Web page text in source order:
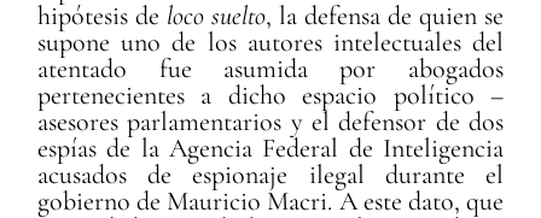
hipótesis de loco suelto, la defensa de quien se
supone uno de los autores intelectuales del
atentado fue asumida por abogados
pertenecientes a dicho espacio político –
asesores parlamentarios y el defensor de dos
espías de la Agencia Federal de Inteligencia
acusados de espionaje ilegal durante el
gobierno de Mauricio Macri. A este dato, que